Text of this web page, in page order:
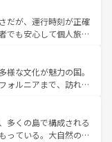
く異なる文化を体験で
ンス情報はコンテンツ一覧
お、新着の
してほしい。
、優雅なアフタヌーン
英国パブ、サッカー観
も豊富。イギリスを旅
だが、運行時刻が正確
でも安心して個人旅行
らではのユニークな
なく町歩きも満喫する
め物価も高いが、旅行
きる。 なお、新
を参照してほしい。
様な文化が魅力の国。
ォルニアまで、訪れる
ング、エンターテイ
トだ。一方、アメリカ
キャニオンやイエロー
多くの島で構成される
っている。大自然の神